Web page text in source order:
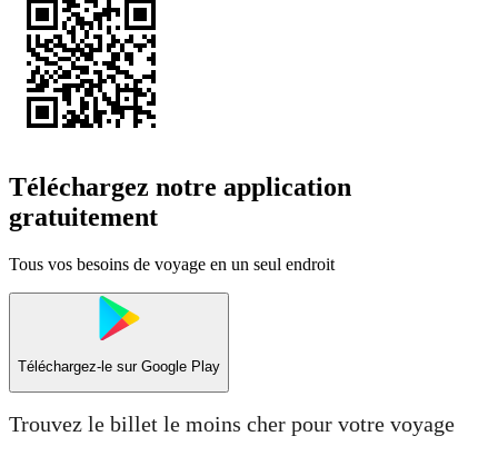
Téléchargez notre application
gratuitement
Tous vos besoins de voyage en un seul endroit
Téléchargez-le sur Google Play
Trouvez le billet le moins cher pour votre voyage